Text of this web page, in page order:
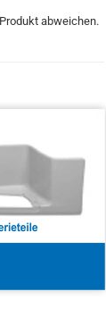
abweichen.